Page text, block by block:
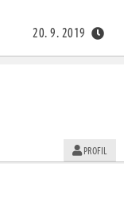
20. 9. 2019
PROFIL